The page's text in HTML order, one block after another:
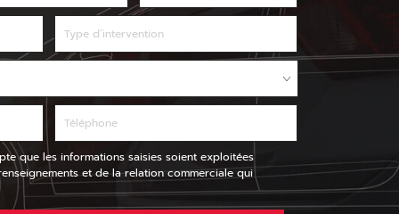
que les informations saisies soient exploitées
et de la relation commerciale qui